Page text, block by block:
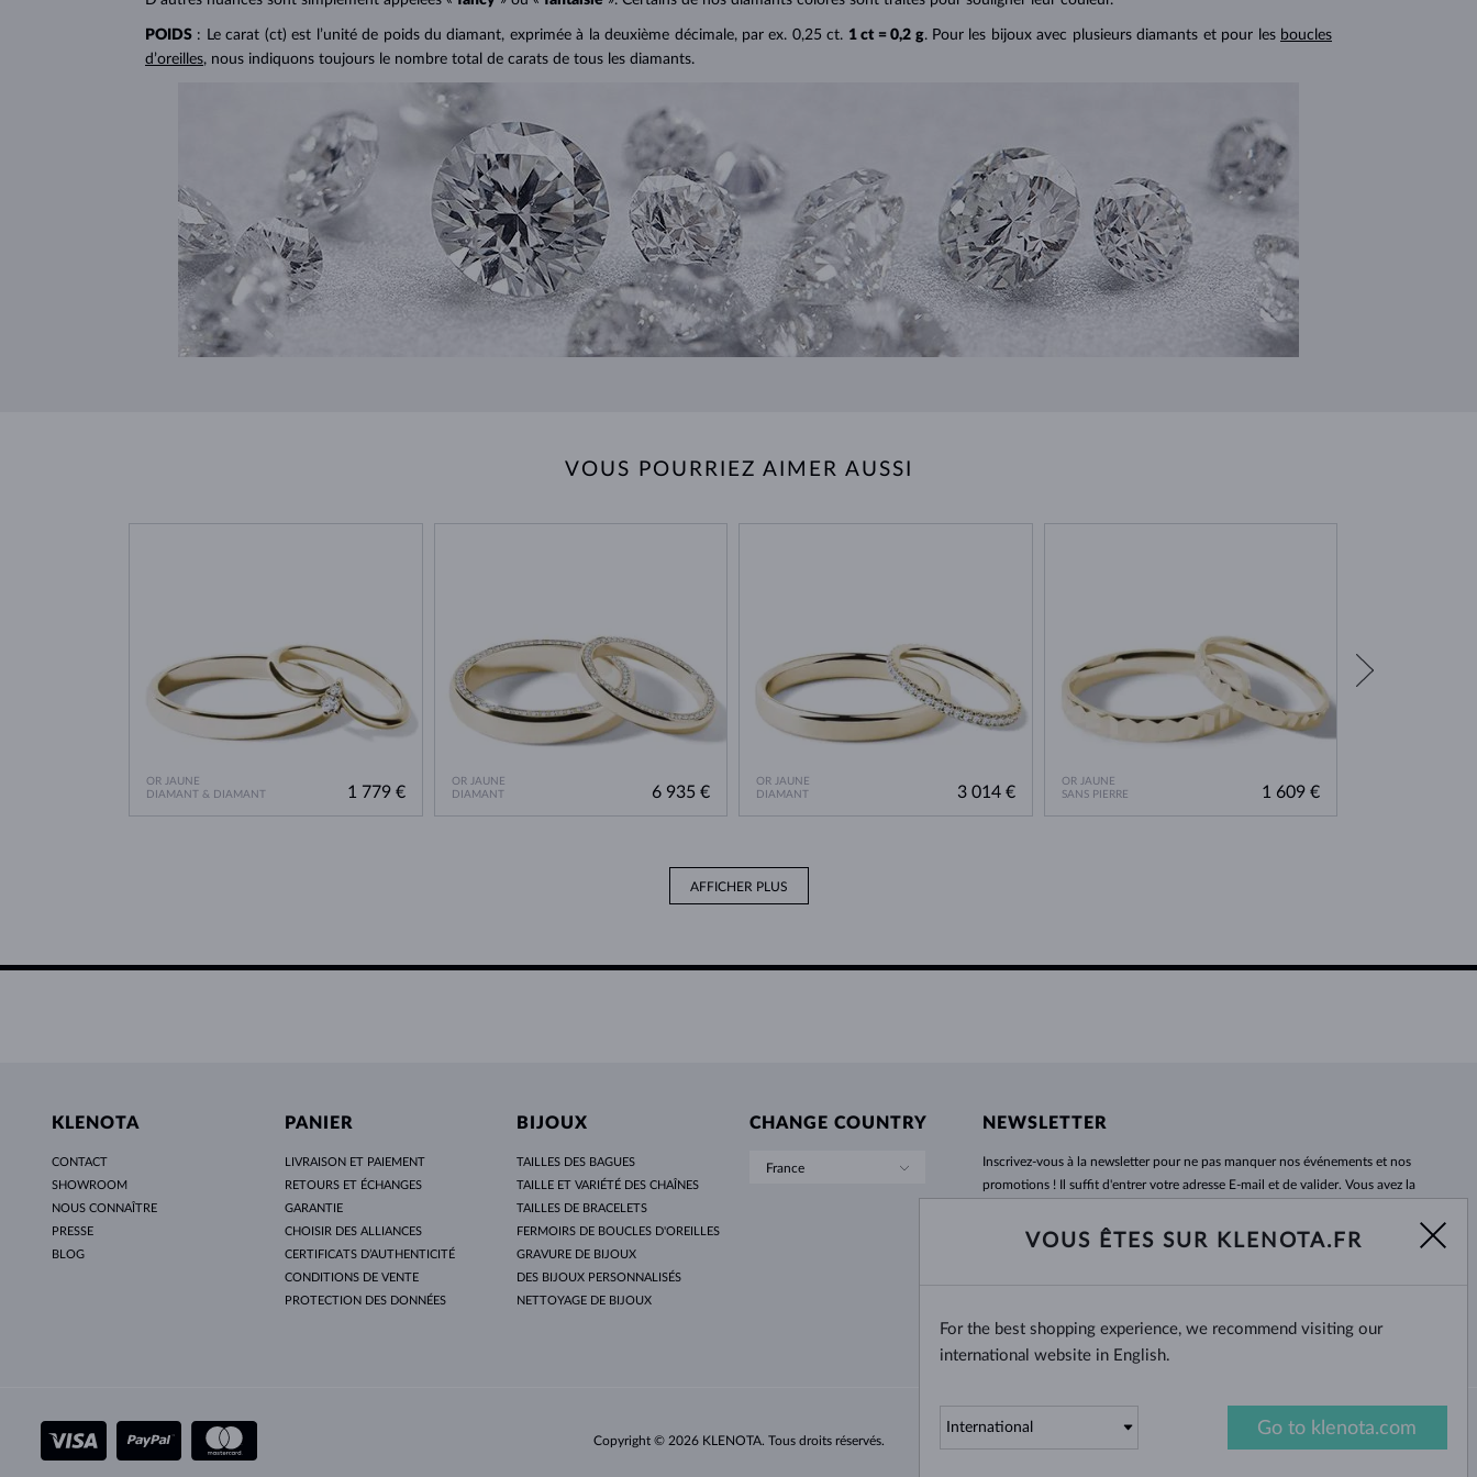
POIDS : Le carat (ct) est l’unité de poids du diamant, exprimée à la deuxième décimale, par ex. 0,25 ct. 1 ct = 0,2 g. Pour les bijoux avec plusieurs diamants et pour les boucles
d’oreilles, nous indiquons toujours le nombre total de carats de tous les diamants.
VOUS POURRIEZ AIMER AUSSI
OR JAUNE
DIAMANT & DIAMANT
1 779 €
OR JAUNE
DIAMANT
6 935 €
OR JAUNE
DIAMANT
3 014 €
OR JAUNE
SANS PIERRE
1 609 €
AFFICHER PLUS
KLENOTA
CONTACT
SHOWROOM
NOUS CONNAÎTRE
PRESSE
BLOG
PANIER
LIVRAISON ET PAIEMENT
RETOURS ET ÉCHANGES
GARANTIE
CHOISIR DES ALLIANCES
CERTIFICATS D’AUTHENTICITÉ
CONDITIONS DE VENTE
PROTECTION DES DONNÉES
BIJOUX
TAILLES DES BAGUES
TAILLE ET VARIÉTÉ DES CHAÎNES
TAILLES DE BRACELETS
FERMOIRS DE BOUCLES D'OREILLES
GRAVURE DE BIJOUX
DES BIJOUX PERSONNALISÉS
NETTOYAGE DE BIJOUX
CHANGE COUNTRY
France
NEWSLETTER
Inscrivez-vous àla newsletter pour ne pas manquer nos événements et nos
promotions ! Il suffit d'entrer votre adresse E-mail et de valider. Vous avez la
impatience.
Oui, je veux recevoir desnouvelles intéressantes par e-mail.
Copyright © 2026 KLENOTA. Tous droits réservés.
VOUS ÊTES SUR KLENOTA.FR
For the best shopping experience, we recommend visiting our
international website in English.
Go to klenota.com